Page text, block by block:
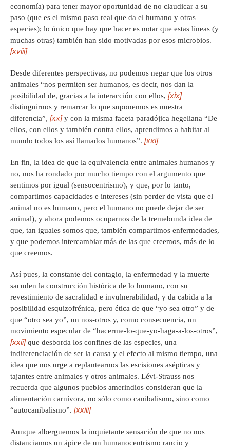
economía) para tener mayor oportunidad de no claudicar a su
paso (que es el mismo paso real que da el humano y otras
especies); lo único que hay que hacer es notar que estas líneas (y
muchas otras) también han sido motivadas por esos microbios.
[xviii]
Desde diferentes perspectivas, no podemos negar que los otros
animales “nos permiten ser humanos, es decir, nos dan la
posibilidad de, gracias a la interacción con ellos, [xix]
distinguirnos y remarcar lo que suponemos es nuestra
diferencia”, [xx]y con la misma faceta paradójica hegeliana “De
ellos, con ellos y también contra ellos, aprendimos a habitar al
mundo todos los así llamados humanos”. [xxi]
En fin, la idea de que la equivalencia entre animales humanos y
no, nos ha rondado por mucho tiempo con el argumento que
sentimos por igual (sensocentrismo), y que, por lo tanto,
compartimos capacidades e intereses (sin perder de vista que el
animal no es humano, pero el humano no puede dejar de ser
animal), y ahora podemos ocuparnos de la tremebunda idea de
que, tan iguales somos que, también compartimos enfermedades,
y que podemos intercambiar más de las que creemos, más de lo
que creemos.
Así pues, la constante del contagio, la enfermedad y la muerte
sacuden la construcción histórica de lo humano, con su
revestimiento de sacralidad e invulnerabilidad, y da cabida a la
posibilidad esquizofrénica, pero ética de que “yo sea otro” y de
que “otro sea yo”, un nos-otros y, como consecuencia, un
movimiento especular de “hacerme-lo-que-yo-haga-a-los-otros”,
[xxii]que desborda los confines de las especies, una
indiferenciación de ser la causa y el efecto al mismo tiempo, una
idea que nos urge a replantearnos las escisiones asépticas y
tajantes entre animales y otros animales. Lévi-Strauss nos
recuerda que algunos pueblos amerindios consideran que la
alimentación carnívora, no sólo como canibalismo, sino como
“autocanibalismo”. [xxiii]
Aunque alberguemos la inquietante sensación de que no nos
distanciamos un ápice de un humanocentrismo rancio y